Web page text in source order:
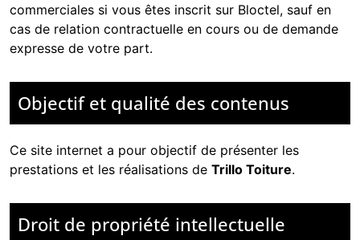
commerciales si vous êtes inscrit sur Bloctel, sauf en
cas de relation contractuelle en cours ou de demande
expresse de votre part.
Objectif et qualité des contenus
Ce site internet a pour objectif de présenter les
prestations et les réalisations de Trillo Toiture.
Droit de propriété intellectuelle